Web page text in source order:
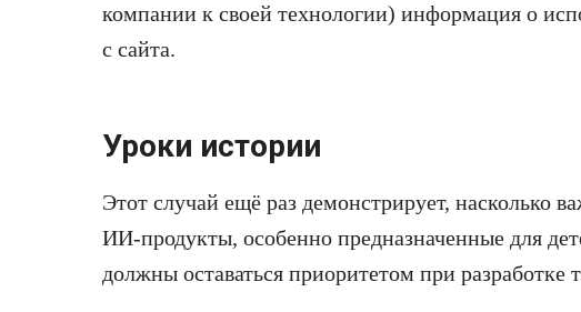
компании к своей технологии) информация о
с сайта.
Уроки истории
Этот случай ещё раз демонстрирует, насколько
ИИ-продукты, особенно предназначенные для
должны оставаться приоритетом при разработке